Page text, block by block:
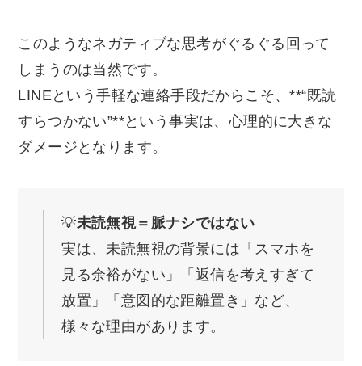
このようなネガティブな思考がぐるぐる回って
しまうのは当然です。
LINEという手軽な連絡手段だからこそ、**“既読
すらつかない”**という事実は、心理的に大きな
ダメージとなります。
💡未読無視＝脈ナシではない
実は、未読無視の背景には「スマホを
見る余裕がない」「返信を考えすぎて
放置」「意図的な距離置き」など、
様々な理由があります。